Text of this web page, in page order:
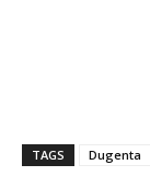
TAGS Dugenta